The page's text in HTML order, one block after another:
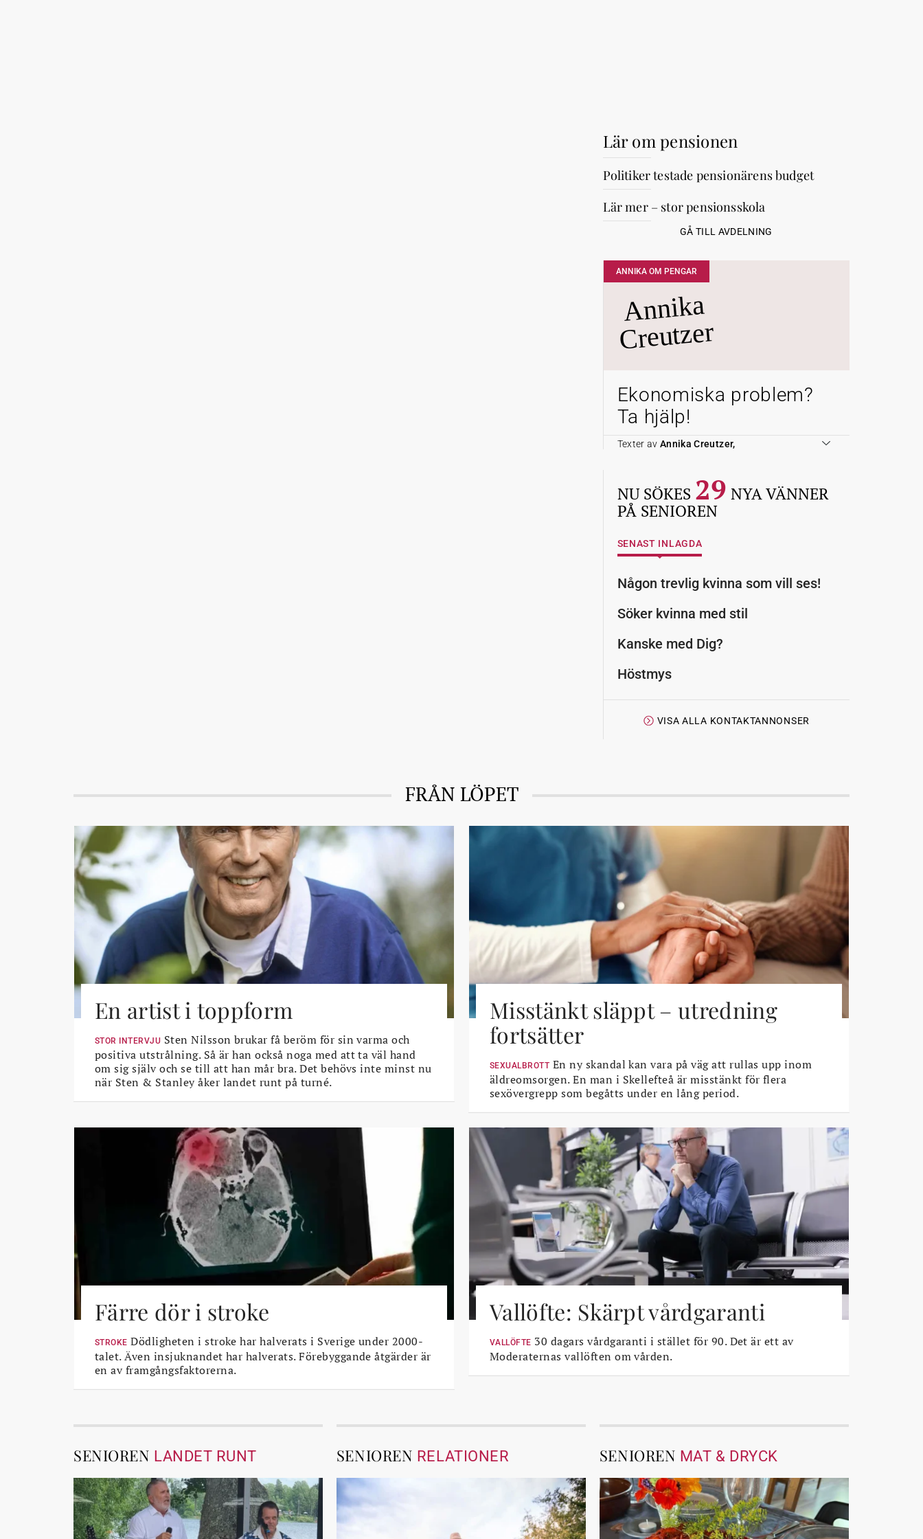
Lär om pensionen
Politiker testade pensionärens budget
Lär mer – stor pensionsskola
GÅ TILL AVDELNING
ANNIKA OM PENGAR
Annika
Creutzer
Ekonomiska problem?
Ta hjälp!
Texter av Annika Creutzer,
NU SÖKES 29 NYA VÄNNER
PÅ SENIOREN
SENAST INLAGDA
Någon trevlig kvinna som vill ses!
Söker kvinna med stil
Kanske med Dig?
Höstmys
VISA ALLA KONTAKTANNONSER
FRÅN LÖPET
En artist i toppform
STOR INTERVJU Sten Nilsson brukar få beröm för sin varma och
positiva utstrålning. Så är han också noga med att ta väl hand
om sig själv och se till att han mår bra. Det behövs inte minst nu
när Sten & Stanley åker landet runt på turné.
Misstänkt släppt – utredning
fortsätter
SEXUALBROTT En ny skandal kan vara på väg att rullas upp inom
äldreomsorgen. En man i Skellefteå är misstänkt för flera
sexövergrepp som begåtts under en lång period.
Färre dör i stroke
STROKE Dödligheten i stroke har halverats i Sverige under 2000-
talet. Även insjuknandet har halverats. Förebyggande åtgärder är
en av framgångsfaktorerna.
Vallöfte: Skärpt vårdgaranti
VALLÖFTE 30 dagars vårdgaranti i stället för 90. Det är ett av
Moderaternas vallöften om vården.
SENIOREN LANDET RUNT SENIOREN RELATIONER SENIOREN MAT & DRYCK